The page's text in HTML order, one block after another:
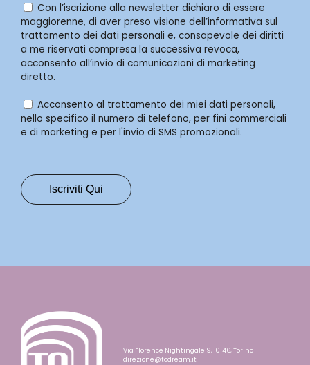
Con l’iscrizione alla newsletter dichiaro di essere
maggiorenne, di aver preso visione dell’informativa sul
trattamento dei dati personali e, consapevole dei diritti
a me riservati compresa la successiva revoca,
acconsento all’invio di comunicazioni di marketing
diretto.
Acconsento al trattamento dei miei dati personali,
nello specifico il numero di telefono, per fini commerciali
e di marketing e per l'invio di SMS promozionali.
Via Florence Nightingale 9, 10146, Torino
direzione@todream.it